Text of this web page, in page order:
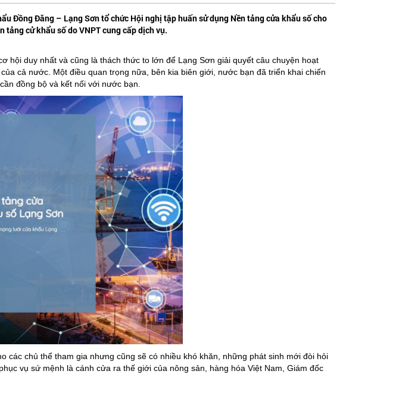
Đồng Đăng – Lạng Sơn tổ chức Hội nghị tập huấn sử dụng Nền tảng cửa khẩu số cho
tảng cử khẩu số do VNPT cung cấp dịch vụ.
hội duy nhất và cũng là thách thức to lớn để Lạng Sơn giải quyết câu chuyện hoạt
cả nước. Một điều quan trọng nữa, bên kia biên giới, nước bạn đã triển khai chiến
đồng bộ và kết nối với nước bạn.
chủ thể tham gia nhưng cũng sẽ có nhiều khó khăn, những phát sinh mới đòi hỏi
vụ sứ mệnh là cánh cửa ra thế giới của nông sản, hàng hóa Việt Nam, Giám đốc